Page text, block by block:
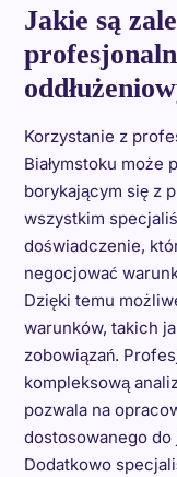
Jakie są
Korzystanie z
Białymstoku
borykającym się z
wszystkim
doświadczenie,
negocjować
Dzięki temu
warunków, takich
zobowiązań.
kompleksową
pozwala na
dostosowanego
Dodatkowo